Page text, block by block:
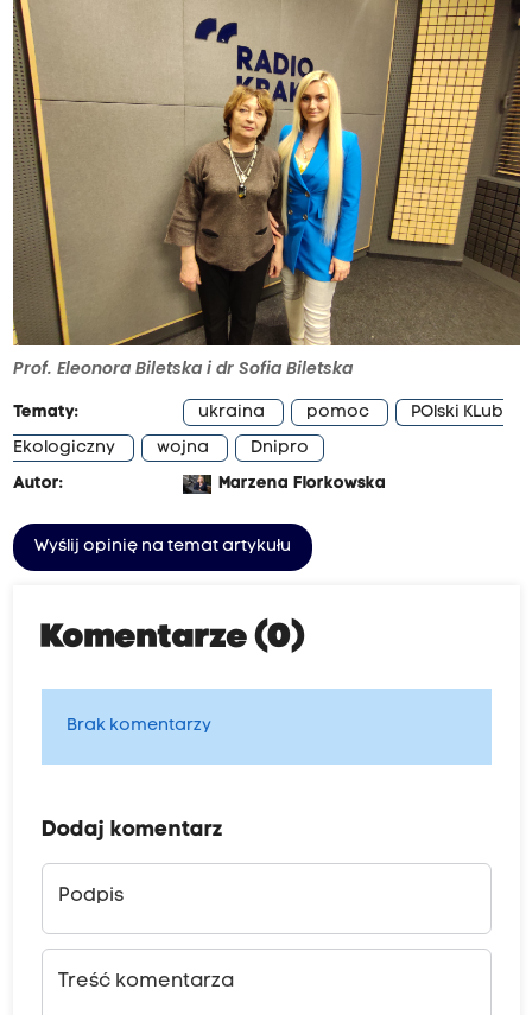
Prof. Eleonora Biletska i dr Sofia Biletska
Tematy: ukraina pomoc
POlski KLub
Ekologiczny
wojna
Dnipro
Autor:
Marzena Florkowska
Wyślij opinię na temat artykułu
Komentarze (0)
Brak komentarzy
Dodaj komentarz
Podpis
Treść komentarza